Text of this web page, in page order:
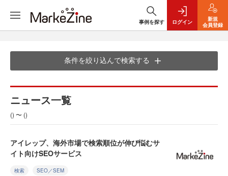
事例を探す ログイン
新規
会員登録
条件を絞り込んで検索する
ニュース一覧
() 〜 ()
アイレップ、海外市場で検索順位が伸び悩むサ
イト向けSEOサービス
検索 SEO／SEM